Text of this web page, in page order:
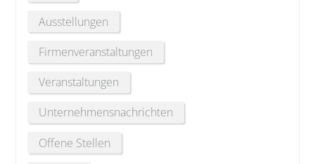
Ausstellungen
Firmenveranstaltungen
Veranstaltungen
Unternehmensnachrichten
Offene Stellen